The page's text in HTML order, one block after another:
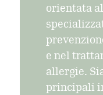
orientata
e nel
allergie.
principali